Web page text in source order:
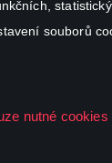
souborů
nutné cookies